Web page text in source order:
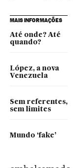
MAIS INFORMAÇÕES
Até onde? Até
quando?
López, a nova
Venezuela
Sem referentes,
sem limites
Mundo ‘fake’